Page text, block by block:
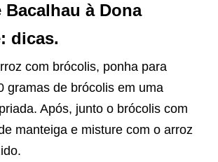
Bacalhau à Dona
dicas.
com brócolis, ponha para
gramas de brócolis em uma
Após, junto o brócolis com
manteiga e misture com o arroz